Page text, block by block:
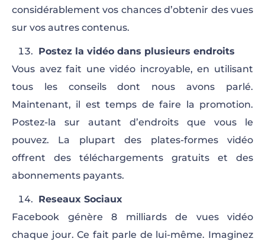
considérablement vos chances d’obtenir des vues
sur vos autres contenus.
Postez la vidéo dans plusieurs endroits
Vous avez fait une vidéo incroyable, en utilisant
tous les conseils dont nous avons parlé.
Maintenant, il est temps de faire la promotion.
Postez-la sur autant d’endroits que vous le
pouvez. La plupart des plates-formes vidéo
offrent des téléchargements gratuits et des
abonnements payants.
Reseaux Sociaux
Facebook génère 8 milliards de vues vidéo
chaque jour. Ce fait parle de lui-même. Imaginez